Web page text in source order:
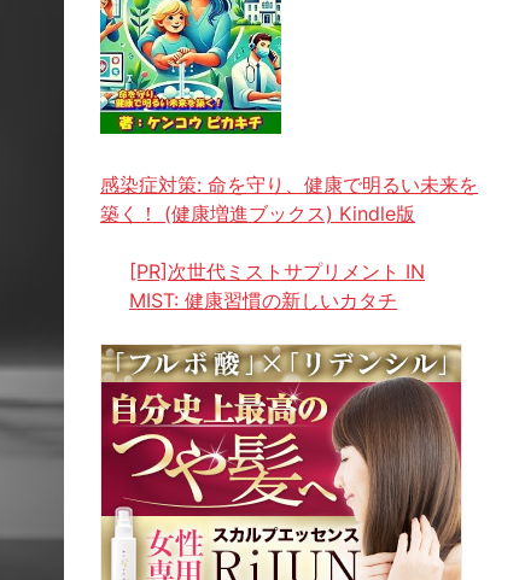
感染症対策: 命を守り、健康で明るい未来を
築く！ (健康増進ブックス) Kindle版
[PR]次世代ミストサプリメント IN
MIST: 健康習慣の新しいカタチ